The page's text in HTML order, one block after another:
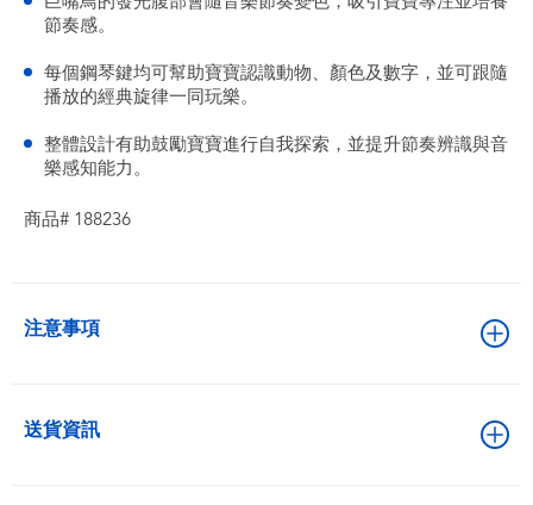
節奏感。
每個鋼琴鍵均可幫助寶寶認識動物、顏色及數字，並可跟隨
播放的經典旋律一同玩樂。
整體設計有助鼓勵寶寶進行自我探索，並提升節奏辨識與音
樂感知能力。
商品# 188236
注意事項
送貨資訊